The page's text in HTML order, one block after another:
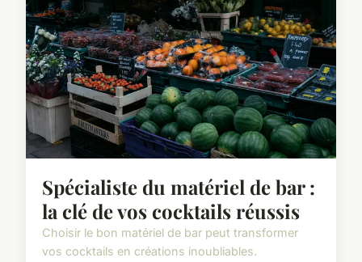
Spécialiste du matériel de bar :
la clé de vos cocktails réussis
Choisir le bon matériel de bar peut transformer
vos cocktails en créations inoubliables.